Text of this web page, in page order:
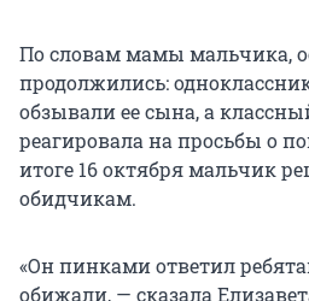
По словам мамы мальчика,
продолжились:
обзывали ее сына, а
реагировала на просьбы о
итоге 16 октября мальчик
обидчикам.
«Он пинками ответил
обижали, — сказала